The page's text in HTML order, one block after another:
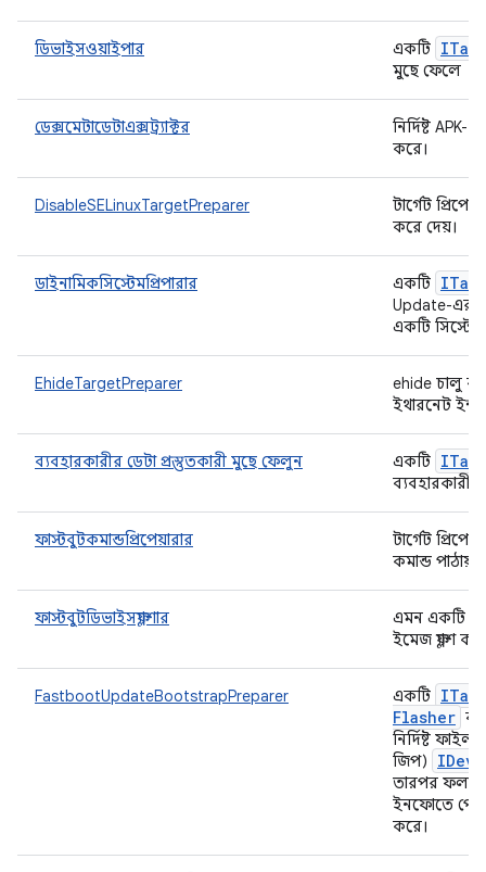
ডিভাইসওয়াইপার একটি
মুছে ফেলে
ডেক্সমেটাডেটাএক্সট্র্যাক্টর
নির্দিষ্ট
করে।
DisableSELinuxTargetPreparer
টার্গেট
করে দেয়।
ডাইনামিকসিস্টেমপ্রিপারার একটি
Update-এর
একটি
EhideTargetPreparer
ehide চালু
ইথারনেট
ব্যবহারকারীর ডেটা প্রস্তুতকারী মুছে ফেলুন একটি
ফাস্টবুটকমান্ডপ্রিপেয়ারার
টার্গেট
কমান্ড পাঠায়।
ফাস্টবুটডিভাইসফ্ল্যাশার
এমন একটি
ইমেজ ফ্ল্যাশ
FastbootUpdateBootstrapPreparer একটি
Flasher
নির্দিষ্ট
জিপ)
তারপর ফলাফল
ইনফোতে
করে।